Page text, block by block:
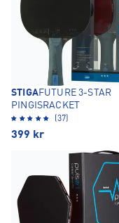
STIGAFUTURE 3-STAR
PINGISRACKET
(37)
399 kr